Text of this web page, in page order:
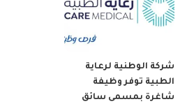
شركة الوطنية لرعاية
الطبية توفر وظيفة
شاغرة بمسمى سائق